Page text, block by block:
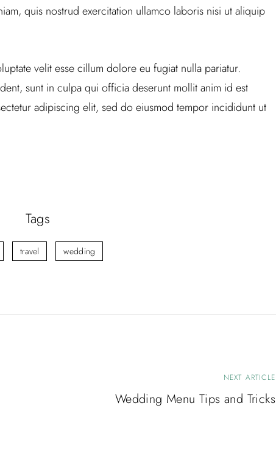
quis nostrud exercitation ullamco laboris nisi ut aliquip
velit esse cillum dolore eu fugiat nulla pariatur.
sunt in culpa qui officia deserunt mollit anim id est
adipiscing elit, sed do eiusmod tempor incididunt ut
Tags
travel wedding
NEXT ARTICLE
Wedding Menu Tips and Tricks